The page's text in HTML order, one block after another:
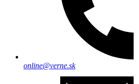
online@verne.sk